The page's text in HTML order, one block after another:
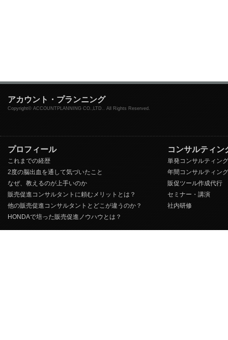
アカウント・プランニング
Copyright© ACCOUNTPLANNING CO.,LTD.. All Rights Reserved.
プロフィール
これまでの経歴
2度の脳出血を通して気づいたこと
なぜ、教えるのが上手いのか
販売促進コンサルタントに頼むメリットとは？
他の販売促進コンサルタントとどこが違うのか？
HONDAで培った販売促進ノウハウとは？
コンサルティン
単発コンサルティング
年間コンサルティング
販促ツール作成代行
セミナー・講演
社内研修